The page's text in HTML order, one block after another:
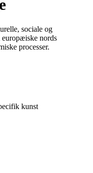
sociale og
europæiske nords
processer.
kunst